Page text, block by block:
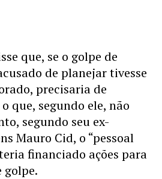
que, se o golpe de
de planejar tivesse
precisaria de
que, segundo ele, não
segundo seu ex-
Mauro Cid, o “pessoal
financiado ações para